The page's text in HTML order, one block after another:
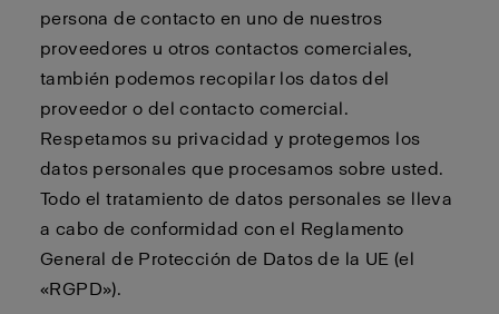
persona de contacto en uno de nuestros
proveedores u otros contactos comerciales,
también podemos recopilar los datos del
proveedor o del contacto comercial.
Respetamos su privacidad y protegemos los
datos personales que procesamos sobre usted.
Todo el tratamiento de datos personales se lleva
a cabo de conformidad con el Reglamento
General de Protección de Datos de la UE (el
«RGPD»).